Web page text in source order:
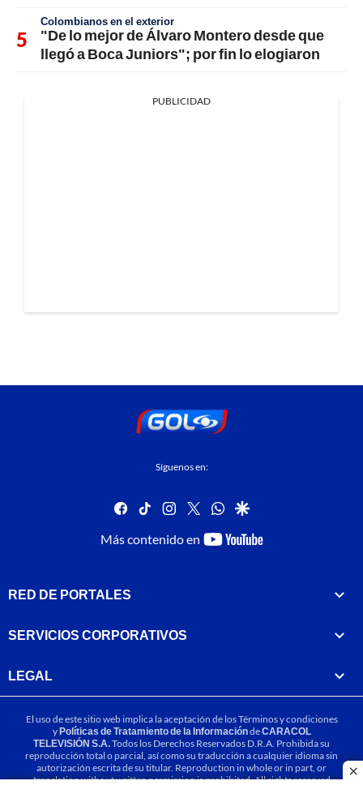
Colombianos en el exterior
"De lo mejor de Álvaro Montero desde que
llegó a Boca Juniors"; por fin lo elogiaron
PUBLICIDAD
Síguenos en:
facebook
tiktok instagram
twitterwhatsapp
google
Más contenido en
youtube-
RED DE PORTALES
SERVICIOS CORPORATIVOS
LEGAL
El uso de este sitio web implica la aceptación de losTérminos y condiciones
yPolíticas de Tratamiento de la InformacióndeCARACOL
TELEVISIÓN S.A.Todos los Derechos Reservados D.R.A. Prohibida su
reproducción total o parcial, así como su traducción a cualquier idioma sin
autorización escrita de su titular. Reproduction in whole or in part, or
translation without written permission is prohibited. All rights reserved